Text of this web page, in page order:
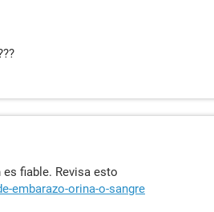
fiable. Revisa esto
embarazo-orina-o-sangre